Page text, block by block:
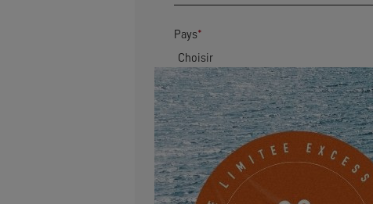
Pays*
Code postal*
Adresse